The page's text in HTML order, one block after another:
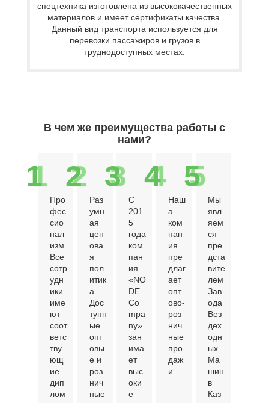
спецтехника изготовлена из высококачественных
материалов и имеет сертификаты качества.
Данный вид транспорта используется для
перевозки пассажиров и грузов в
труднодоступных местах.
В чем же преимущества работы с
нами?
1
Про
фес
сио
нал
изм.
Все
сотр
удн
ики
име
ют
соот
ветс
тву
ющ
ие
дип
лом
2
Раз
умн
ая
цен
ова
я
пол
итик
а.
Дос
тупн
ые
опт
овы
е и
роз
нич
ные
3
С
201
5
года
ком
пан
ия
«NO
DE
Co
mpa
ny»
зан
има
ет
выс
оки
е
4
Наш
а
ком
пан
ия
пре
длаг
ает
опт
ово-
роз
нич
ные
про
даж
и.
5
Мы
явл
яем
ся
пре
дста
вите
лем
Зав
ода
Вез
дех
одн
ых
Ма
шин
в
Каз